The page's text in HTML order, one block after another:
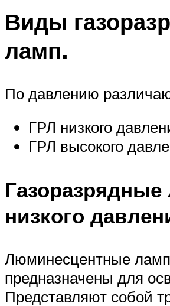
Виды
ламп.
По давлению
ГРЛ низкого
ГРЛ высокого
низкого
Люминесцентные
предназначены для
Представляют собой